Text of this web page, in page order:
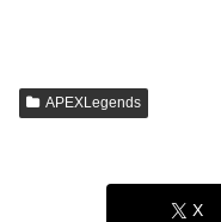
APEXLegends
X